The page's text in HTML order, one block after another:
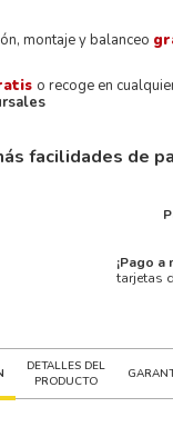
montaje y balanceo
o recoge en
facilidades de
¡Pago a
tarjetas
DETALLES DEL
PRODUCTO